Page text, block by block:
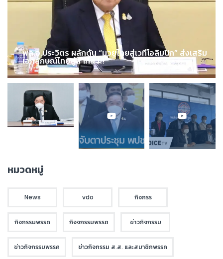
พล.อ.ประวิตร ผลักดัน “มวยไทยสู่เวทีโอลิมปิก” ส่งเสริม
เอกลักษณ์ไทยสู่สากล !!!
หมวดหมู่
News vdo กิจกรร
กิจกรรมพรรค กิจจกรรมพรรค ข่าวกิจกรรม
ข่าวกิจกรรมพรรค ข่าวกิจกรรม ส.ส. และสมาชิกพรรค